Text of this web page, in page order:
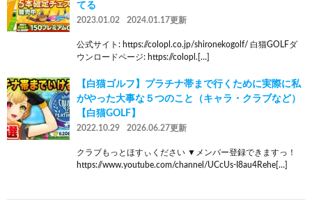
てる
2023.01.02 2024.01.17更新
公式サイト: https://colopl.co.jp/shironekogolf/ 白猫GOLFダ
ウンロードページ: https://colopl.[…]
【白猫ゴルフ】プラチナ帯まで行くために実際に私
がやった大事な５つのこと（キャラ・クラブなど）
【白猫GOLF】
2022.10.29 2026.06.27更新
クラブもっとほすぃください ▼メンバー登録できますっ！
https://www.youtube.com/channel/UCcUs-I8au4Rehe[…]